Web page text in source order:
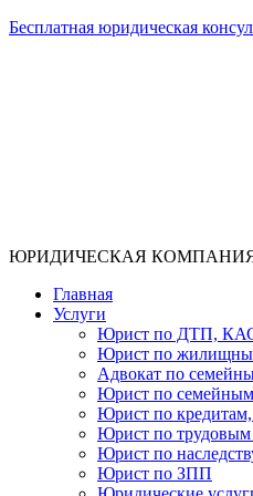
Бесплатная юридическая
ЮРИДИЧЕСКАЯ
Главная
Услуги
Юрист по ДТП,
Юрист по
Адвокат по
Юрист по
Юрист по
Юрист по трудовым
Юрист по
Юрист по ЗПП